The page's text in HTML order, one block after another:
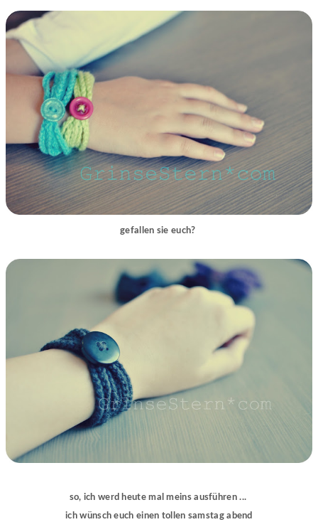
gefallen sie euch?
so, ich werd heute mal meins ausführen ...
ich wünsch euch einen tollen samstag abend